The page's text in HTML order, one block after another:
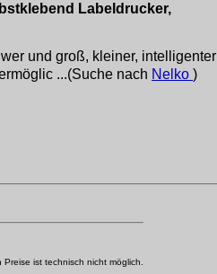
Labeldrucker,
und groß, kleiner, intelligenter
...(Suche nach Nelko )
ist technisch nicht möglich.